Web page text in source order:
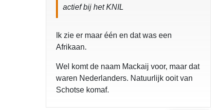
actief bij het KNIL
Ik zie er maar één en dat was een
Afrikaan.
Wel komt de naam Mackaij voor, maar dat
waren Nederlanders. Natuurlijk ooit van
Schotse komaf.